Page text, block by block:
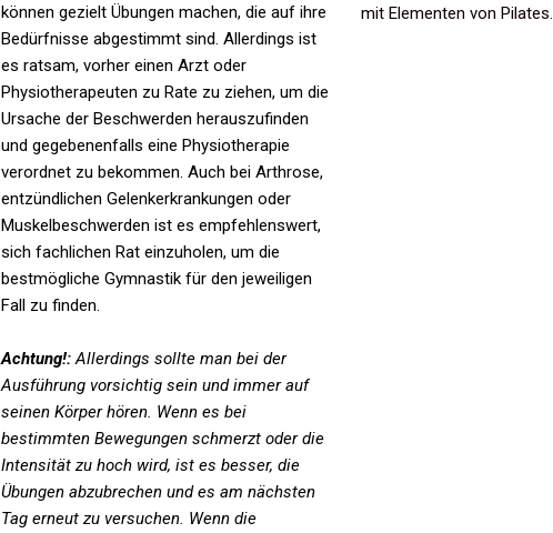
können gezielt Übungen machen, die auf ihre
Bedürfnisse abgestimmt sind. Allerdings ist
es ratsam, vorher einen Arzt oder
Physiotherapeuten zu Rate zu ziehen, um die
Ursache der Beschwerden herauszufinden
und gegebenenfalls eine Physiotherapie
verordnet zu bekommen. Auch bei Arthrose,
entzündlichen Gelenkerkrankungen oder
Muskelbeschwerden ist es empfehlenswert,
sich fachlichen Rat einzuholen, um die
bestmögliche Gymnastik für den jeweiligen
Fall zu finden.
Achtung!:Allerdings sollte man bei der
Ausführung vorsichtig sein und immer auf
seinen Körper hören. Wenn es bei
bestimmten Bewegungen schmerzt oder die
Intensität zu hoch wird, ist es besser, die
Übungen abzubrechen und es am nächsten
Tag erneut zu versuchen. Wenn die
mit Elementen von Pilates.